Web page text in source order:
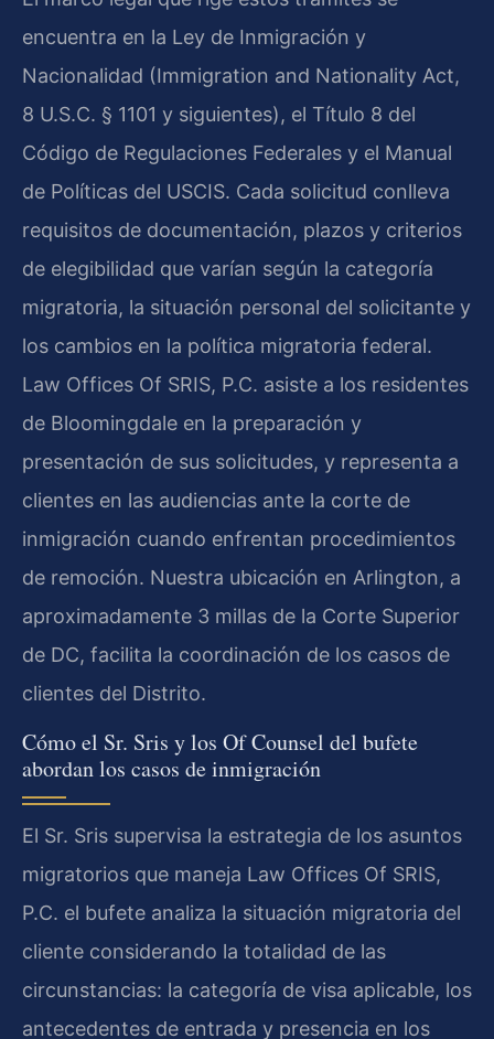
encuentra en la Ley de Inmigración y
Nacionalidad (Immigration and Nationality Act,
8 U.S.C. § 1101 y siguientes), el Título 8 del
Código de Regulaciones Federales y el Manual
de Políticas del USCIS. Cada solicitud conlleva
requisitos de documentación, plazos y criterios
de elegibilidad que varían según la categoría
migratoria, la situación personal del solicitante y
los cambios en la política migratoria federal.
Law Offices Of SRIS, P.C. asiste a los residentes
de Bloomingdale en la preparación y
presentación de sus solicitudes, y representa a
clientes en las audiencias ante la corte de
inmigración cuando enfrentan procedimientos
de remoción. Nuestra ubicación en Arlington, a
aproximadamente 3 millas de la Corte Superior
de DC, facilita la coordinación de los casos de
clientes del Distrito.
Cómo el Sr. Sris y los Of Counsel del bufete
abordan los casos de inmigración
El Sr. Sris supervisa la estrategia de los asuntos
migratorios que maneja Law Offices Of SRIS,
P.C. el bufete analiza la situación migratoria del
cliente considerando la totalidad de las
circunstancias: la categoría de visa aplicable, los
antecedentes de entrada y presencia en los